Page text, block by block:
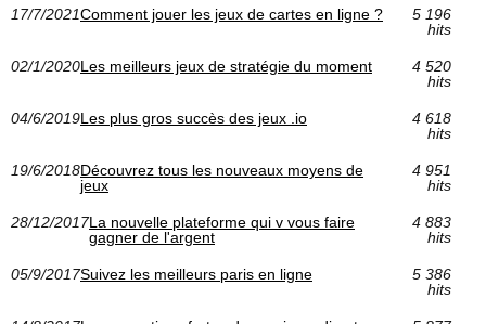
17/7/2021Comment jouer les jeux de cartes en ligne ?
5 196
hits
02/1/2020Les meilleurs jeux de stratégie du moment
4 520
hits
04/6/2019Les plus gros succès des jeux .io
4 618
hits
19/6/2018Découvrez tous les nouveaux moyens de
jeux
4 951
hits
28/12/2017La nouvelle plateforme qui v vous faire
gagner de l'argent
4 883
hits
05/9/2017Suivez les meilleurs paris en ligne
5 386
hits